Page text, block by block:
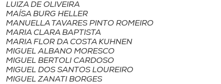
Selecione
o idioma
A+
LUIZA DE OLIVEIRA
MAÍSA BURG HELLER
MANUELLA TAVARES PINTO ROMEIRO
MARIA CLARA BAPTISTA
MARIA FLOR DA COSTA KUHNEN
MIGUEL ALBANO MORESCO
MIGUEL BERTOLI CARDOSO
MIGUEL DOS SANTOS LOUREIRO
MIGUEL ZANATI BORGES